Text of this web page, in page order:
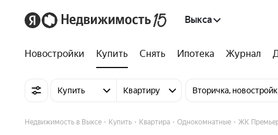
Выкса
Новостройки Купить Снять Ипотека Журнал
Купить Квартиру Вторичка,
Недвижимость в Выксе Купить Квартира Однокомнатные ЖК